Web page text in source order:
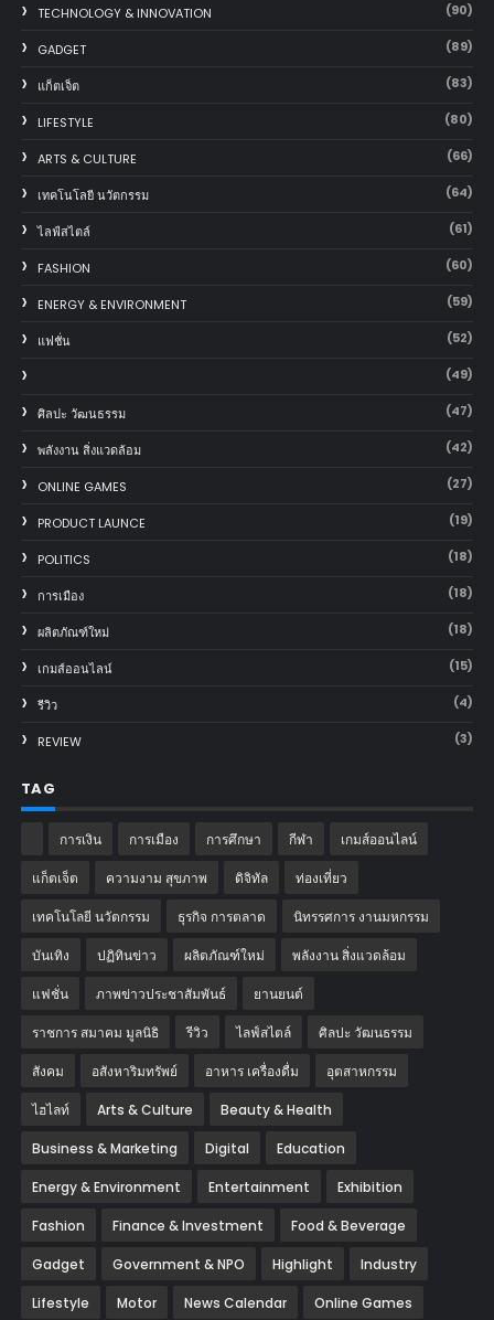
TECHNOLOGY & INNOVATION (90)
GADGET (89)
แก็ตเจ็ต (83)
LIFESTYLE (80)
ARTS & CULTURE (66)
เทคโนโลยี นวัตกรรม (64)
ไลฟ์สไตล์ (61)
FASHION (60)
ENERGY & ENVIRONMENT (59)
แฟชั่น (52)
(49)
ศิลปะ วัฒนธรรม (47)
พลังงาน สิ่งแวดล้อม (42)
ONLINE GAMES (27)
PRODUCT LAUNCE (19)
POLITICS (18)
การเมือง (18)
ผลิตภัณฑ์ใหม่ (18)
เกมส์ออนไลน์ (15)
รีวิว (4)
REVIEW (3)
TAG
การเงิน การเมือง การศึกษา กีฬา เกมส์ออนไลน์
แก็ตเจ็ต ความงาม สุขภาพ ดิจิทัล ท่องเที่ยว
เทคโนโลยี นวัตกรรม ธุรกิจ การตลาด นิทรรศการ งานมหกรรม
บันเทิง ปฏิทินข่าว ผลิตภัณฑ์ใหม่ พลังงาน สิ่งแวดล้อม
แฟชั่น ภาพข่าวประชาสัมพันธ์ ‎ยานยนต์‎
ราชการ สมาคม มูลนิธิ รีวิว ไลฟ์สไตล์ ศิลปะ วัฒนธรรม
สังคม อสังหาริมทรัพย์ อาหาร เครื่องดื่ม อุตสาหกรรม
ไฮไลท์ Arts & Culture Beauty & Health
Business & Marketing Digital Education
Energy & Environment Entertainment Exhibition
Fashion Finance & Investment Food & Beverage
Gadget Government & NPO Highlight Industry
Lifestyle Motor News Calendar Online Games